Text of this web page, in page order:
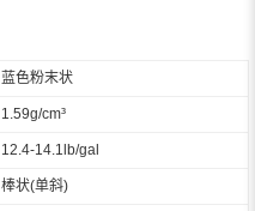
蓝色粉末状
1.59g/cm³
12.4-14.1lb/gal
棒状(单斜)